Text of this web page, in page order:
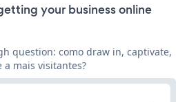
your business online
question: como draw in, captivate,
a mais visitantes?